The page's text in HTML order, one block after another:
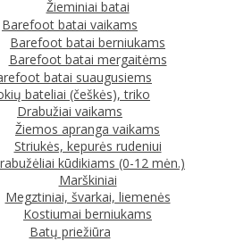
Žieminiai batai
Barefoot batai vaikams
Barefoot batai berniukams
Barefoot batai mergaitėms
batai suaugusiems
bateliai (češkės), triko
Drabužiai vaikams
Žiemos apranga vaikams
Striukės, kepurės rudeniui
kūdikiams (0-12 mėn.)
Marškiniai
Megztiniai, švarkai, liemenės
Kostiumai berniukams
Batų priežiūra